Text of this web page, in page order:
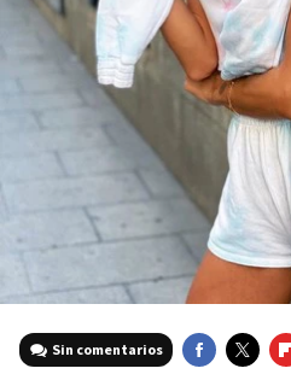
Sin comentarios